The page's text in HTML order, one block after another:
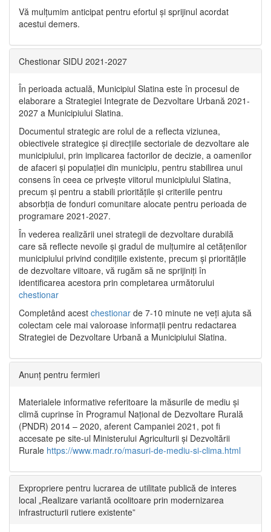
Vă mulţumim anticipat pentru efortul şi sprijinul acordat
acestui demers.
Chestionar SIDU 2021-2027
În perioada actuală, Municipiul Slatina este în procesul de
elaborare a Strategiei Integrate de Dezvoltare Urbană 2021‐
2027 a Municipiului Slatina.
Documentul strategic are rolul de a reflecta viziunea,
obiectivele strategice și direcțiile sectoriale de dezvoltare ale
municipiului, prin implicarea factorilor de decizie, a oamenilor
de afaceri și populației din municipiu, pentru stabilirea unui
consens în ceea ce privește viitorul municipiului Slatina,
precum și pentru a stabili prioritățile și criteriile pentru
absorbția de fonduri comunitare alocate pentru perioada de
programare 2021-2027.
În vederea realizării unei strategii de dezvoltare durabilă
care să reflecte nevoile și gradul de mulțumire al cetățenilor
municipiului privind condițiile existente, precum și prioritățile
de dezvoltare viitoare, vă rugăm să ne sprijiniți în
identificarea acestora prin completarea următorului
chestionar
Completând acest chestionar de 7-10 minute ne veți ajuta să
colectam cele mai valoroase informații pentru redactarea
Strategiei de Dezvoltare Urbană a Municipiului Slatina.
Anunț pentru fermieri
Materialele informative referitoare la măsurile de mediu și
climă cuprinse în Programul Național de Dezvoltare Rurală
(PNDR) 2014 – 2020, aferent Campaniei 2021, pot fi
accesate pe site-ul Ministerului Agriculturii și Dezvoltării
Rurale https://www.madr.ro/masuri-de-mediu-si-clima.html
Expropriere pentru lucrarea de utilitate publică de interes
local „Realizare variantă ocolitoare prin modernizarea
infrastructurii rutiere existente”